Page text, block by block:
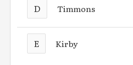
D Timmons
E Kirby